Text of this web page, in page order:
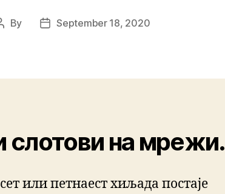
By September 18, 2020
слотови на мрежи.
или петнаест хиљада постаје